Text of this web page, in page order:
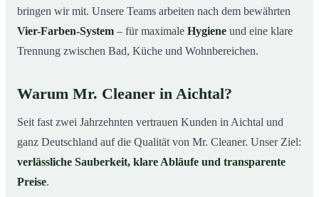
bringen wir mit. Unsere Teams arbeiten nach dem bewährten
Vier-Farben-System – für maximale Hygiene und eine klare
Trennung zwischen Bad, Küche und Wohnbereichen.
Warum Mr. Cleaner in Aichtal?
Seit fast zwei Jahrzehnten vertrauen Kunden in Aichtal und
ganz Deutschland auf die Qualität von Mr. Cleaner. Unser Ziel:
verlässliche Sauberkeit, klare Abläufe und transparente
Preise.